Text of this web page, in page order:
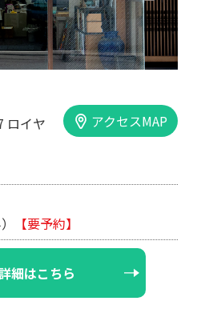
1-1-5 西大
アクセスMAP
/土曜は不定休）
詳細はこちら